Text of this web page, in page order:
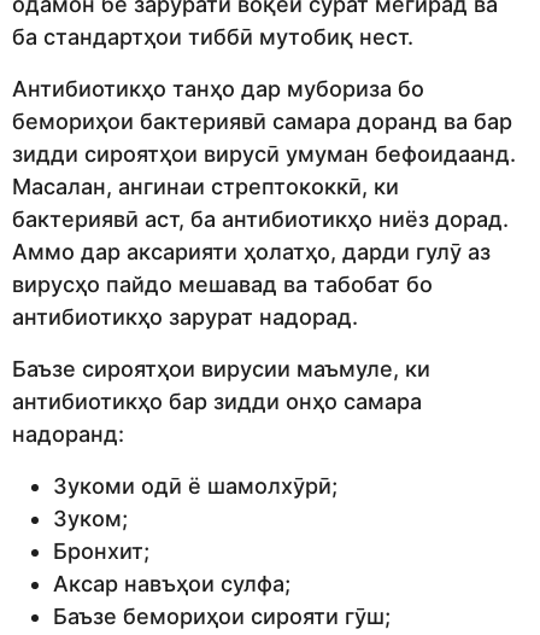
ба стандартҳои тиббӣ мутобиқ нест.
Антибиотикҳо танҳо дар мубориза бо
бемориҳои бактериявӣ самара доранд ва бар
зидди сироятҳои вирусӣ умуман бефоидаанд.
Масалан, ангинаи стрептококкӣ, ки
бактериявӣ аст, ба антибиотикҳо ниёз дорад.
Аммо дар аксарияти ҳолатҳо, дарди гулӯ аз
вирусҳо пайдо мешавад ва табобат бо
антибиотикҳо зарурат надорад.
Баъзе сироятҳои вирусии маъмуле, ки
антибиотикҳо бар зидди онҳо самара
надоранд:
Зукоми одӣ ё шамолхӯрӣ;
Зуком;
Бронхит;
Аксар навъҳои сулфа;
Баъзе бемориҳои сирояти гӯш;